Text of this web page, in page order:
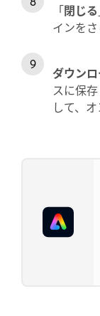
「閉じる
インを
ダウン
スに保
して、